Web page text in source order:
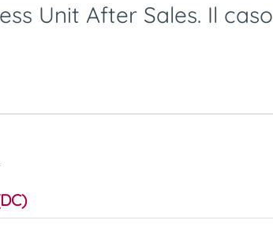
Unit After Sales. Il caso